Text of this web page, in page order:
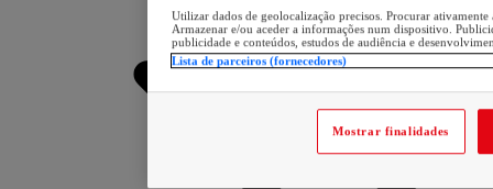
Utilizar dados de geolocalização precisos. Procurar
Armazenar e/ou aceder a informações num dispositivo.
publicidade e conteúdos, estudos de audiência e
Lista de parceiros (fornecedores)
Mostrar finalidades